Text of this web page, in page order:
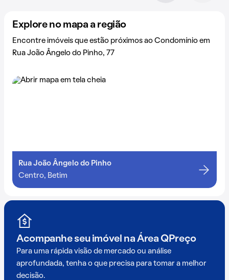
Explore no mapa a região
Encontre imóveis que estão próximos ao Condomínio em
Rua João Ângelo do Pinho, 77
Rua João Ângelo do Pinho
Centro, Betim
Acompanhe seu imóvel na Área QPreço
Para uma rápida visão de mercado ou análise
aprofundada, tenha o que precisa para tomar a melhor
decisão.